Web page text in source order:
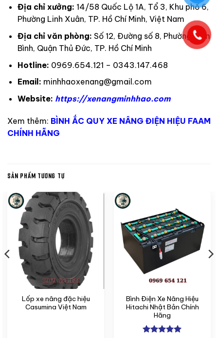
Địa chỉ xưởng: 14/58 Quốc Lộ 1A, Tổ 3, Khu phố 6,
Phường Linh Xuân, TP. Hồ Chí Minh, Việt Nam
Địa chỉ văn phòng: Số 12, Đường số 8, Phường Tam
Bình, Quận Thủ Đức, TP. Hồ Chí Minh
Hotline: 0969.654.121 – 0343.147.468
Email: minhhaoxenang@gmail.com
Website: https://xenangminhhao.com
Xem thêm: BÌNH ẮC QUY XE NÂNG ĐIỆN HIỆU FAAM
CHÍNH HÃNG
SẢN PHẨM TƯƠNG TỰ
Lốp xe nâng đặc hiệu
Casumina Việt Nam
Bình Điện Xe Nâng Hiệu
Hitachi Nhật Bản Chính
Hãng